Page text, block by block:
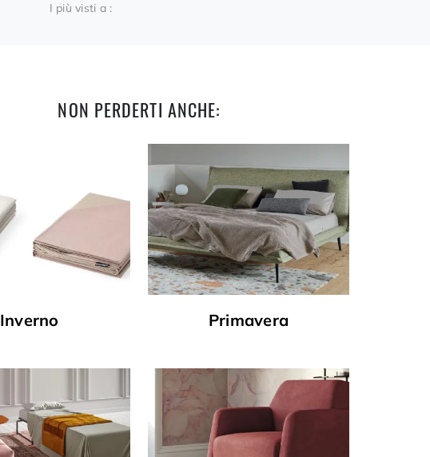
I più visti a :
NON PERDERTI ANCHE:
Inverno Primavera